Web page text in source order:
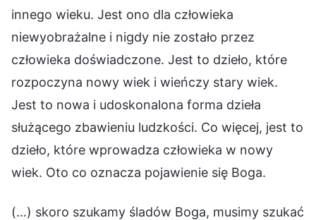
innego wieku. Jest ono dla człowieka
niewyobrażalne i nigdy nie zostało przez
człowieka doświadczone. Jest to dzieło, które
rozpoczyna nowy wiek i wieńczy stary wiek.
Jest to nowa i udoskonalona forma dzieła
służącego zbawieniu ludzkości. Co więcej, jest to
dzieło, które wprowadza człowieka w nowy
wiek. Oto co oznacza pojawienie się Boga.
(…) skoro szukamy śladów Boga, musimy szukać